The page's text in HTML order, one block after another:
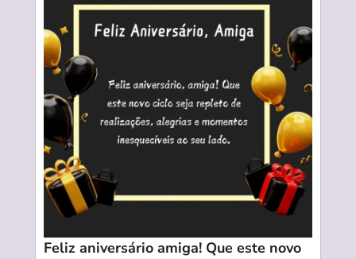
Feliz aniversário amiga! Que este novo